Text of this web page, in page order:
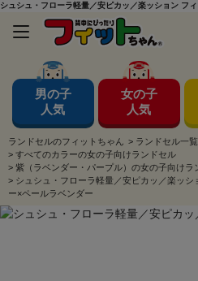
シュシュ・フローラ軽量／安ピカッ／楽ッション フ
男の子
人気
女の子
人気
ランドセルのフィットちゃん > ランドセル一覧
> すべてのカラーの女の子向けランドセル
> 紫（ラベンダー・パープル）の女の子向けラ
> シュシュ・フローラ軽量／安ピカッ／楽ッ
ー×ペールラベンダー